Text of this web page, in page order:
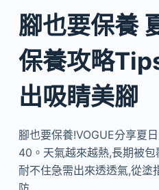
腳也要保養
保養攻略
出吸睛美腳
腳也要保養!VOGUE分享夏
40。天氣越來越熱,長期被
耐不住急需出來透透氣,從塗